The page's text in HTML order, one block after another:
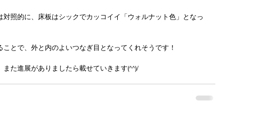
照的に、床板はシックでカッコイイ「ウォルナット色」となっ
とで、外と内のよいつなぎ目となってくれそうです！
た進展がありましたら載せていきます(^^)/